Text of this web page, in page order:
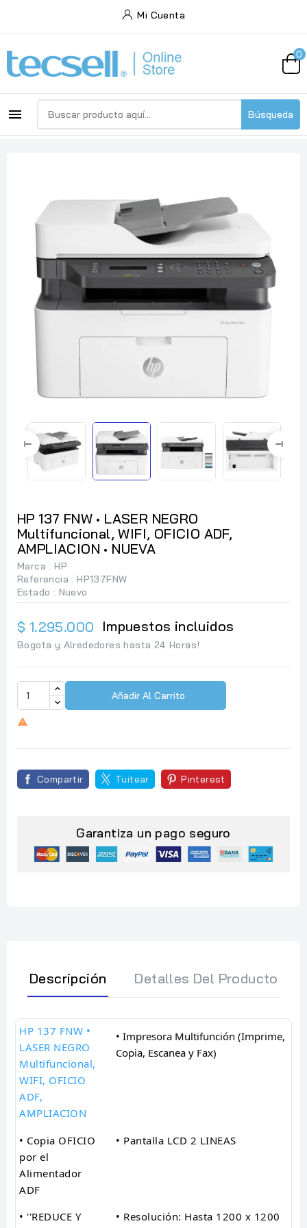
Mi Cuenta
0
 Búsqueda
HP 137 FNW • LASER NEGRO
Multifuncional, WIFI, OFICIO ADF,
AMPLIACION • NUEVA
Marca : HP
Referencia : HP137FNW
Estado : Nuevo
$ 1.295.000 Impuestos incluidos
Bogota y Alrededores hasta 24 Horas!
Añadir Al Carrito

Compartir Tuitear Pinterest
Garantiza un pago seguro
Descripción Detalles Del Producto
HP 137 FNW •
LASER NEGRO
Multifuncional,
WIFI, OFICIO
ADF,
AMPLIACION
• Impresora Multifunción (Imprime,
Copia, Escanea y Fax)
• Copia OFICIO
por el
Alimentador
ADF
• Pantalla LCD 2 LINEAS
• ''REDUCE Y
• Resolución: Hasta 1200 x 1200